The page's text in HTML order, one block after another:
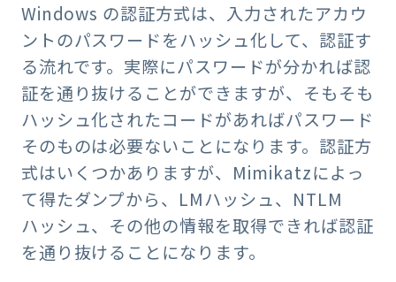
Windows の認証方式は、入力されたアカウ
ントのパスワードをハッシュ化して、認証す
る流れです。実際にパスワードが分かれば認
証を通り抜けることができますが、そもそも
ハッシュ化されたコードがあればパスワード
そのものは必要ないことになります。認証方
式はいくつかありますが、Mimikatzによっ
て得たダンプから、LMハッシュ、NTLM
ハッシュ、その他の情報を取得できれば認証
を通り抜けることになります。